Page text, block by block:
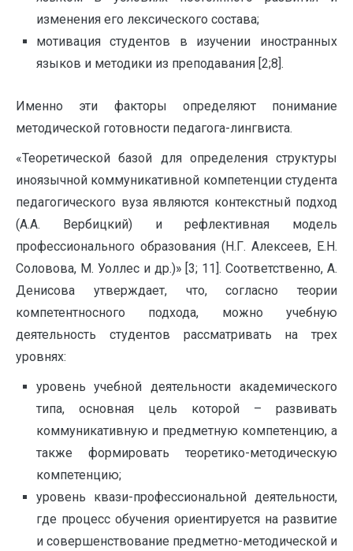
изменения его лексического состава;
мотивация студентов в изучении иностранных
языков и методики из преподавания [2;8].
Именно эти факторы определяют понимание
методической готовности педагога-лингвиста.
«Теоретической базой для определения структуры
иноязычной коммуникативной компетенции студента
педагогического вуза являются контекстный подход
(А.А. Вербицкий) и рефлективная модель
профессионального образования (Н.Г. Алексеев, Е.Н.
Соловова, М. Уоллес и др.)» [3; 11]. Соответственно, А.
Денисова утверждает, что, согласно теории
компетентносного подхода, можно учебную
деятельность студентов рассматривать на трех
уровнях:
уровень учебной деятельности академического
типа, основная цель которой – развивать
коммуникативную и предметную компетенцию, а
также формировать теоретико-методическую
компетенцию;
уровень квази-профессиональной деятельности,
где процесс обучения ориентируется на развитие
и совершенствование предметно-методической и